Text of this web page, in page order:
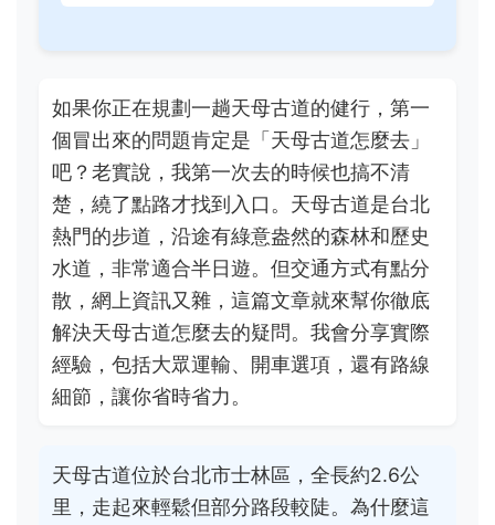
如果你正在規劃一趟天母古道的健行，第一
個冒出來的問題肯定是「天母古道怎麼去」
吧？老實說，我第一次去的時候也搞不清
楚，繞了點路才找到入口。天母古道是台北
熱門的步道，沿途有綠意盎然的森林和歷史
水道，非常適合半日遊。但交通方式有點分
散，網上資訊又雜，這篇文章就來幫你徹底
解決天母古道怎麼去的疑問。我會分享實際
經驗，包括大眾運輸、開車選項，還有路線
細節，讓你省時省力。
天母古道位於台北市士林區，全長約2.6公
里，走起來輕鬆但部分路段較陡。為什麼這